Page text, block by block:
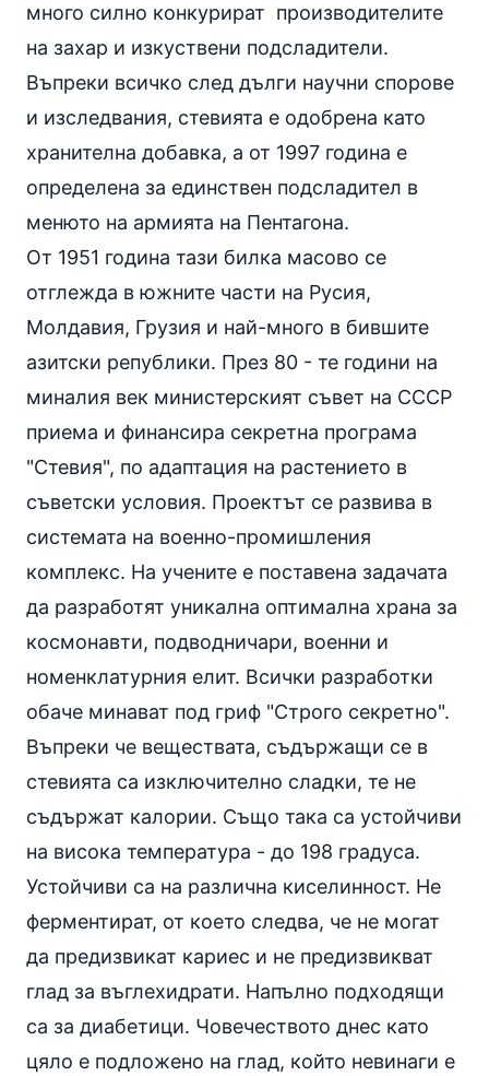
много силно конкурират производителите
на захар и изкуствени подсладители.
Въпреки всичко след дълги научни спорове
и изследвания, стевията е одобрена като
хранителна добавка, а от 1997 година е
определена за единствен подсладител в
менюто на армията на Пентагона.
От 1951 година тази билка масово се
отглежда в южните части на Русия,
Молдавия, Грузия и най-много в бившите
азитски републики. През 80 - те години на
миналия век министерският съвет на СССР
приема и финансира секретна програма
"Стевия", по адаптация на растението в
съветски условия. Проектът се развива в
системата на военно-промишления
комплекс. На учените е поставена задачата
да разработят уникална оптимална храна за
космонавти, подводничари, военни и
номенклатурния елит. Всички разработки
обаче минават под гриф "Строго секретно".
Въпреки че веществата, съдържащи се в
стевията са изключително сладки, те не
съдържат калории. Също така са устойчиви
на висока температура - до 198 градуса.
Устойчиви са на различна киселинност. Не
ферментират, от което следва, че не могат
да предизвикат кариес и не предизвикват
глад за въглехидрати. Напълно подходящи
са за диабетици. Човечеството днес като
цяло е подложено на глад, който невинаги е